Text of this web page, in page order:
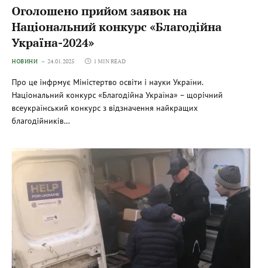
Оголошено прийом заявок на
Національний конкурс «Благодійна
Україна-2024»
НОВИНИ 24.01.2025 1 MIN READ
Про це інфрмує Міністертво освіти і науки України.
Національний конкурс «Благодійна Україна» – щорічний
всеукраїнський конкурс з відзначення найкращих
благодійників…